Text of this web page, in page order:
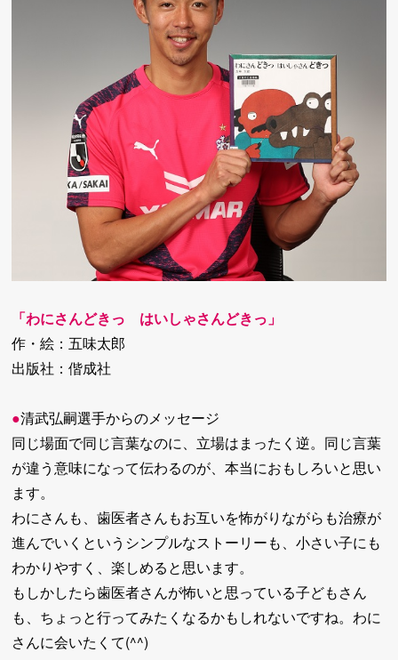
「わにさんどきっ はいしゃさんどきっ」
作・絵：五味太郎
出版社：偕成社
●清武弘嗣選手からのメッセージ
同じ場面で同じ言葉なのに、立場はまったく逆。同じ言葉
が違う意味になって伝わるのが、本当におもしろいと思い
ます。
わにさんも、歯医者さんもお互いを怖がりながらも治療が
進んでいくというシンプルなストーリーも、小さい子にも
わかりやすく、楽しめると思います。
もしかしたら歯医者さんが怖いと思っている子どもさん
も、ちょっと行ってみたくなるかもしれないですね。わに
さんに会いたくて(^^)